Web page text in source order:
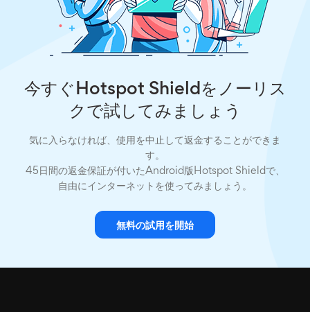
今すぐHotspot Shieldをノーリス
クで試してみましょう
気に入らなければ、使用を中止して返金することができま
す。
45日間の返金保証が付いたAndroid版Hotspot Shieldで、
自由にインターネットを使ってみましょう。
無料の試用を開始